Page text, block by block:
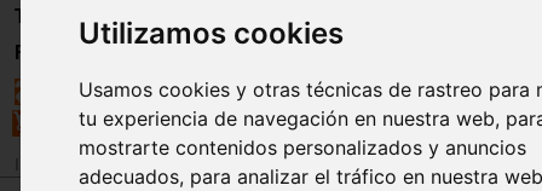
Utilizamos cookies
Usamos cookies y otras técnicas de rastreo para
tu experiencia de navegación en nuestra web,
mostrarte contenidos personalizados y anuncios
adecuados, para analizar el tráfico en nuestra
Trabajo
Registro